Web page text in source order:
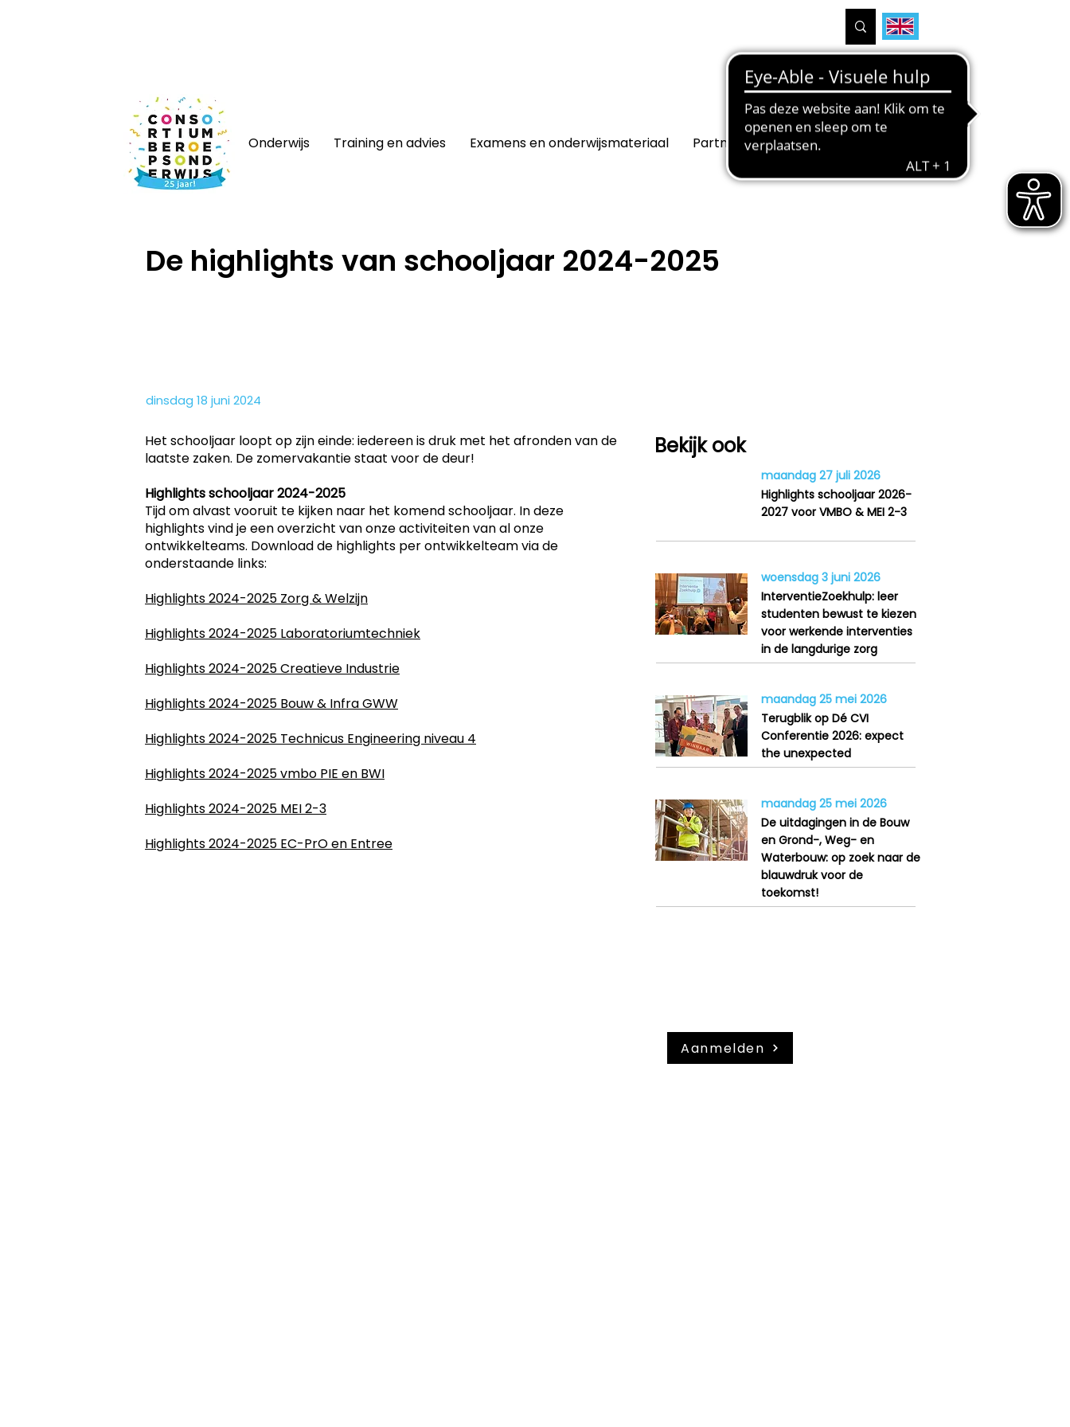
Onderwijs Training en advies Examens en onderwijsmateriaal Partners Projecten
Home/Nieuws
De highlights van schooljaar 2024-2025
dinsdag 18 juni 2024
Het schooljaar loopt op zijn einde: iedereen is druk met het afronden van de
laatste zaken. De zomervakantie staat voor de deur!
Highlights schooljaar 2024-2025
Tijd om alvast vooruit te kijken naar het komend schooljaar. In deze
highlights vind je een overzicht van onze activiteiten van al onze
ontwikkelteams. Download de highlights per ontwikkelteam via de
onderstaande links:
Highlights 2024-2025 Zorg & Welzijn
Highlights 2024-2025 Laboratoriumtechniek
Highlights 2024-2025 Creatieve Industrie
Highlights 2024-2025 Bouw & Infra GWW
Highlights 2024-2025 Technicus Engineering niveau 4
Highlights 2024-2025 vmbo PIE en BWI
Highlights 2024-2025 MEI 2-3
Highlights 2024-2025 EC-PrO en Entree
Bekijk ook
maandag 27 juli 2026
Highlights schooljaar 2026-
2027 voor VMBO & MEI 2-3
woensdag 3 juni 2026
InterventieZoekhulp: leer
studenten bewust te kiezen
voor werkende interventies
in de langdurige zorg
maandag 25 mei 2026
Terugblik op Dé CVI
Conferentie 2026: expect
the unexpected
maandag 25 mei 2026
De uitdagingen in de Bouw
en Grond-, Weg- en
Waterbouw: op zoek naar de
blauwdruk voor de
toekomst!
Aanmelden